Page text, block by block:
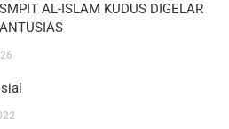
AL-ISLAM KUDUS DIGELAR